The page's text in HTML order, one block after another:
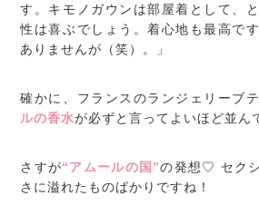
す。キモノガウンは部屋着として、
性は喜ぶでしょう。着心地も最高で
ありませんが（笑）。」
確かに、フランスのランジェリーブ
ルの香水が必ずと言ってよいほど並ん
さすが“アムールの国”の発想♡ セク
さに溢れたものばかりですね！